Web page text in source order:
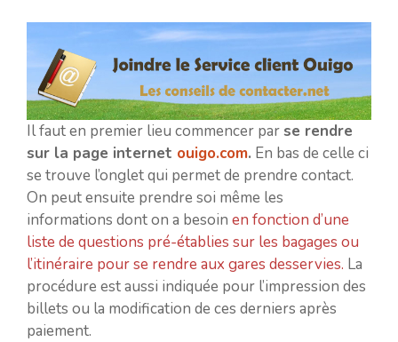
Il faut en premier lieu commencer parse rendre
sur la page internet ouigo.com. En bas de celle ci
se trouve l’onglet qui permet de prendre contact.
On peut ensuite prendre soi même les
informations dont on a besoin en fonction d’une
liste de questions pré-établies sur les bagages ou
l’itinéraire pour se rendre aux gares desservies. La
procédure est aussi indiquée pour l’impression des
billets ou la modification de ces derniers après
paiement.